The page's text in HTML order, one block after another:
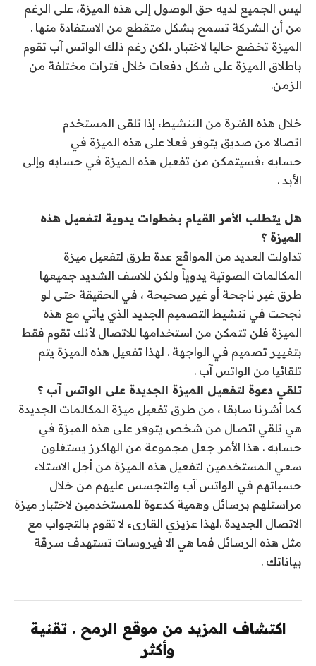
ليس الجميع لديه حق الوصول إلى هذه الميزة، على الرغم
من أن الشركة تسمح بشكل متقطع من الاستفادة منها .
الميزة تخضع حاليا لاختبار ،لكن رغم ذلك الواتس آب تقوم
باطلاق الميزة على شكل دفعات خلال فترات مختلفة من
الزمن.
خلال هذه الفترة من التنشيط، إذا تلقى المستخدم
اتصالا من صديق يتوفر فعلا على هذه الميزة في
حسابه ،فسيتمكن من تفعيل هذه الميزة في حسابه وإلى
الأبد .
هل يتطلب الأمر القيام بخطوات يدوية لتفعيل هذه
الميزة ؟
تداولت العديد من المواقع عدة طرق لتفعيل ميزة
المكالمات الصوتية يدوياً ولكن للاسف الشديد جميعها
طرق غير ناجحة أو غير صحيحة ، في الحقيقة حتى لو
نجحت في تنشيط التصميم الجديد الذي يأتي مع هذه
الميزة فلن تتمكن من استخدامها للاتصال لأنك تقوم فقط
بتغيير تصميم في الواجهة . لهذا تفعيل هذه الميزة يتم
تلقائيا من الواتس آب .
تلقي دعوة لتفعيل الميزة الجديدة على الواتس آب ؟
كما أشرنا سابقا ، من طرق تفعيل ميزة المكالمات الجديدة
هي تلقي اتصال من شخص يتوفر على هذه الميزة في
حسابه . هذا الأمر جعل مجموعة من الهاكرز يستغلون
سعي المستخدمين لتفعيل هذه الميزة من أجل الاستلاء
حسباتهم في الواتس آب والتجسس عليهم من خلال
مراستلهم برسائل وهمية كدعوة للمستخدمين لاختبار ميزة
الاتصال الجديدة .لهذا عزيزي القارىء لا تقوم بالتجواب مع
مثل هذه الرسائل فما هي الا فيروسات تستهدف سرقة
بياناتك .
اكتشاف المزيد من موقع الرمح . تقنية
وأكثر